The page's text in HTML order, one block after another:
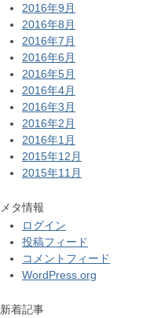
2016年9月
2016年8月
2016年7月
2016年6月
2016年5月
2016年4月
2016年3月
2016年2月
2016年1月
2015年12月
2015年11月
メタ情報
ログイン
投稿フィード
コメントフィード
WordPress.org
新着記事